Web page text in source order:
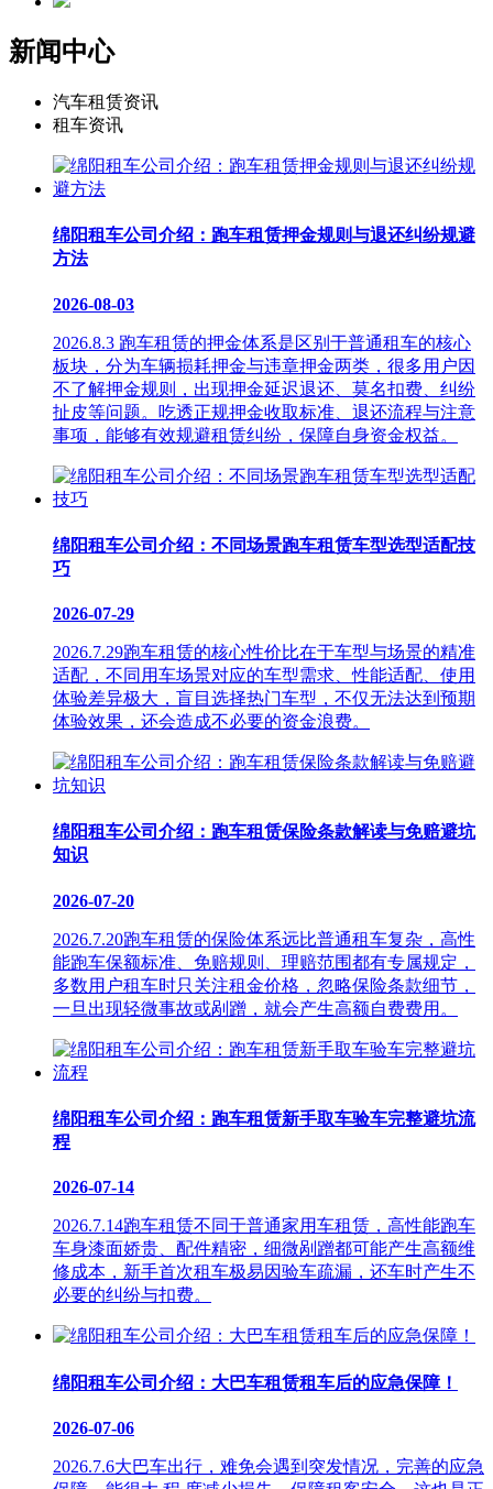
新闻中心
汽车租赁资讯
租车资讯
绵阳租车公司介绍：跑车租赁押金规则与退还纠纷规避
方法
2026-08-03
2026.8.3 跑车租赁的押金体系是区别于普通租车的核心
板块，分为车辆损耗押金与违章押金两类，很多用户因
不了解押金规则，出现押金延迟退还、莫名扣费、纠纷
扯皮等问题。吃透正规押金收取标准、退还流程与注意
事项，能够有效规避租赁纠纷，保障自身资金权益。
绵阳租车公司介绍：不同场景跑车租赁车型选型适配技
巧
2026-07-29
2026.7.29跑车租赁的核心性价比在于车型与场景的精准
适配，不同用车场景对应的车型需求、性能适配、使用
体验差异极大，盲目选择热门车型，不仅无法达到预期
体验效果，还会造成不必要的资金浪费。
绵阳租车公司介绍：跑车租赁保险条款解读与免赔避坑
知识
2026-07-20
2026.7.20跑车租赁的保险体系远比普通租车复杂，高性
能跑车保额标准、免赔规则、理赔范围都有专属规定，
多数用户租车时只关注租金价格，忽略保险条款细节，
一旦出现轻微事故或剐蹭，就会产生高额自费费用。
绵阳租车公司介绍：跑车租赁新手取车验车完整避坑流
程
2026-07-14
2026.7.14跑车租赁不同于普通家用车租赁，高性能跑车
车身漆面娇贵、配件精密，细微剐蹭都可能产生高额维
修成本，新手首次租车极易因验车疏漏，还车时产生不
必要的纠纷与扣费。
绵阳租车公司介绍：大巴车租赁租车后的应急保障！
2026-07-06
2026.7.6大巴车出行，难免会遇到突发情况，完善的应急